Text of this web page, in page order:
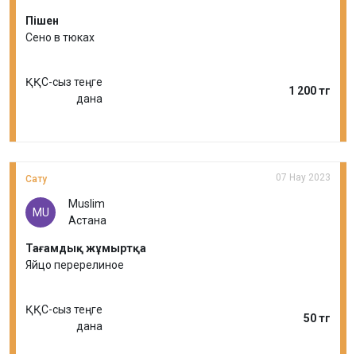
Пішен
Сено в тюках
ҚҚС-сыз теңге
дана
1 200 тг
Сату 07 Нау 2023
MU
Muslim
Астана
Тағамдық жұмыртқа
Яйцо перерелиное
ҚҚС-сыз теңге
дана
50 тг